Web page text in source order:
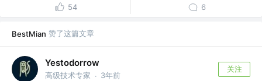
54 6
BestMian 赞了这篇文章
Yestodorrow
高级技术专家 · 3年前
关注